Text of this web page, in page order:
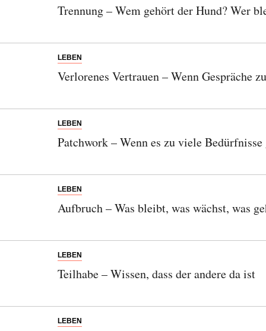
Trennung – Wem gehört der Hund? Wer
LEBEN
Verlorenes Vertrauen – Wenn Gespräche
LEBEN
Patchwork – Wenn es zu viele
LEBEN
Aufbruch – Was bleibt, was wächst, was
LEBEN
Teilhabe – Wissen, dass der andere da ist
LEBEN